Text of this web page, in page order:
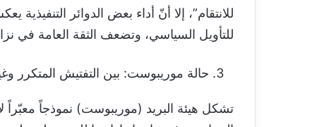
للانتقام”، إلا أنّ أداء بعض الدوائر
للتأويل السياسي، وتضعف الثقة العامة في
حالة موريبوست: بين التفتيش المتكرر
تشكل هيئة البريد (موريبوست) نموذجاً معبّراً